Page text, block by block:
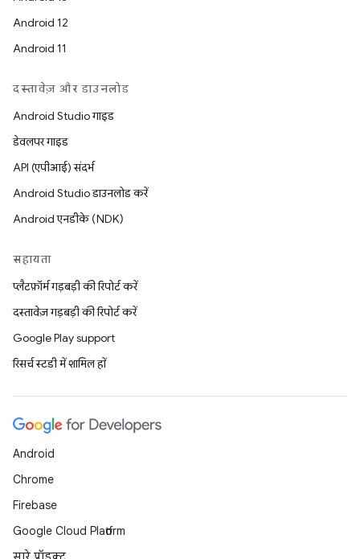
Android 12
Android 11
दस्तावेज़ और डाउनलोड
Android Studio गाइड
डेवलपर गाइड
API (एपीआई) संदर्भ
Android Studio डाउनलोड करें
Android एनडीके (NDK)
सहायता
प्लैटफ़ॉर्म गड़बड़ी की रिपोर्ट करें
दस्तावेज़ गड़बड़ी की रिपोर्ट करें
Google Play support
रिसर्च स्टडी में शामिल हों
Android
Chrome
Firebase
Google Cloud Platform